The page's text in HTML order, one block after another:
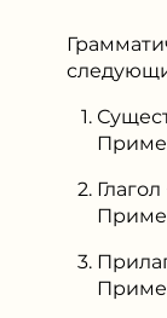
Глагол